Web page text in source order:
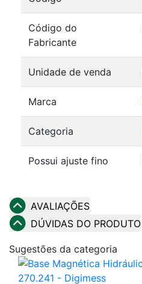
Código do
Fabricante
Unidade de venda
Marca
Categoria
Possui ajuste fino
AVALIAÇÕES
DÚVIDAS DO PRODUTO
Sugestões da categoria